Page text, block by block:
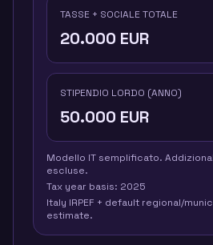
TASSE + SOCIALE TOTALE
20.000 EUR
STIPENDIO LORDO (ANNO)
50.000 EUR
Modello IT semplificato.
escluse.
Tax year basis: 2025
Italy IRPEF + default regional/
estimate.